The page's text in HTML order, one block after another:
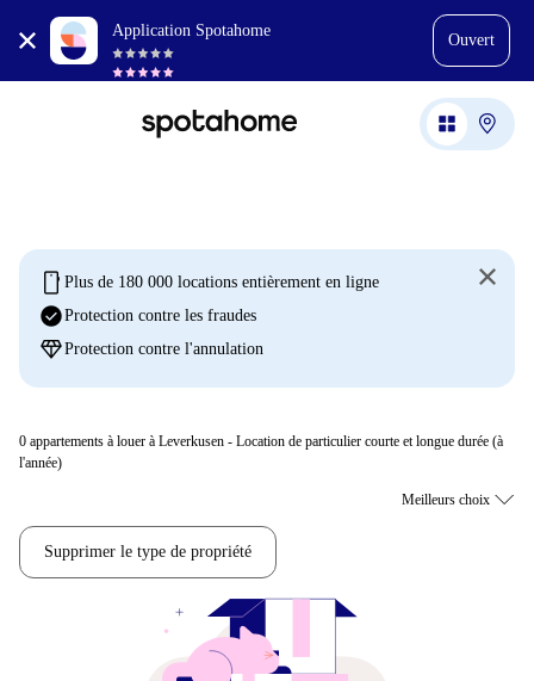
Application Spotahome
Ouvert
mobile Plus de 180 000 locations entièrement en ligne
check_circleProtection contre les fraudes
diamondProtection contre l'annulation
0 appartements à louer à Leverkusen - Location de particulier courte et longue durée (à
l'année)
Supprimer le type de propriété